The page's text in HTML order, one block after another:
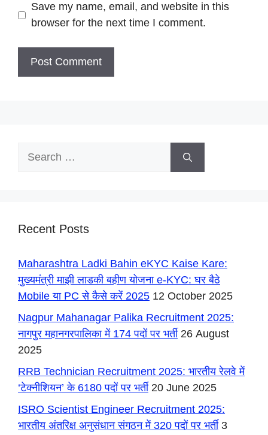
Save my name, email, and website in this
browser for the next time I comment.
Recent Posts
Maharashtra Ladki Bahin eKYC Kaise Kare:
मुख्यमंत्री माझी लाडकी बहीण योजना e-KYC: घर बैठे
Mobile या PC से कैसे करें 2025 12 October 2025
Nagpur Mahanagar Palika Recruitment 2025:
नागपुर महानगरपालिका में 174 पदों पर भर्ती 26 August
2025
RRB Technician Recruitment 2025: भारतीय रेलवे में
‘टेक्नीशियन’ के 6180 पदों पर भर्ती 20 June 2025
ISRO Scientist Engineer Recruitment 2025:
भारतीय अंतरिक्ष अनुसंधान संगठन में 320 पदों पर भर्ती 3